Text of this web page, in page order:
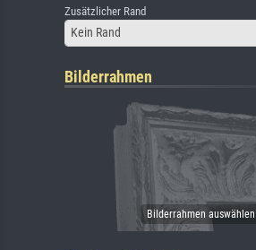
Zusätzlicher Rand
Kein Rand
Bilderrahmen